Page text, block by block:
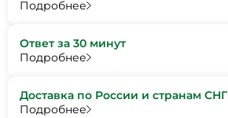
Подробнее
Ответ за 30 минут
Подробнее
Доставка по России и странам СНГ
Подробнее